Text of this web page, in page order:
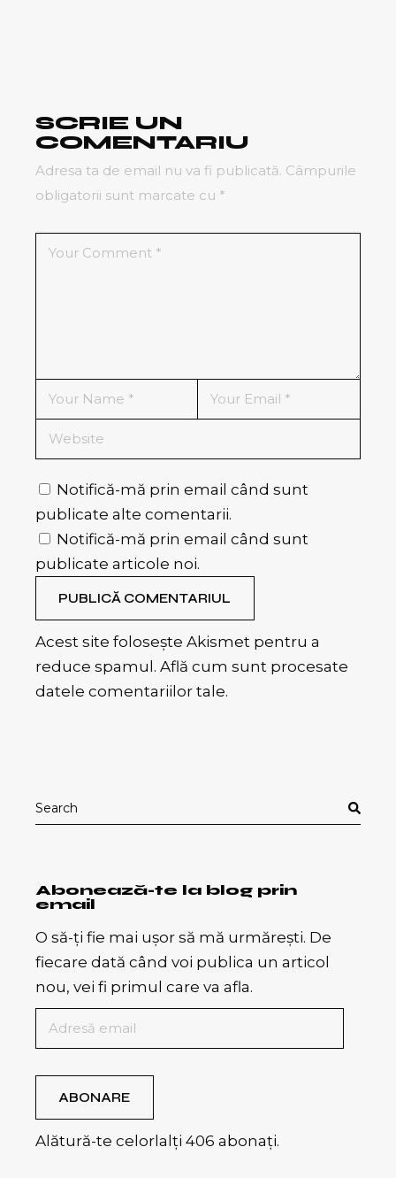
SCRIE UN
COMENTARIU
Adresa ta de email nu va fi publicată. Câmpurile
obligatorii sunt marcate cu *
Notifică-mă prin email când sunt
publicate alte comentarii.
Notifică-mă prin email când sunt
publicate articole noi.
PUBLICĂ COMENTARIUL
Acest site folosește Akismet pentru a
reduce spamul.Află cum sunt procesate
datele comentariilor tale.
for:
Abonează-te la blog prin
email
O să-ți fie mai ușor să mă urmărești. De
fiecare dată când voi publica un articol
nou, vei fi primul care va afla.
Adresă
email
ABONARE
Alătură-te celorlalți 406 abonați.